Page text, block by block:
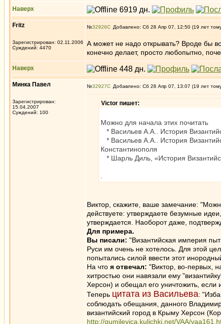
Наверх
Fritz
Зарегистрирован: 02.11.2006
Суждений: 4470
№32926 Добавлено: Сб 28 Апр 07, 12:50 (19 лет
А может не надо открывать? Вроде бы
конечно делает, просто любопытно,
Наверх
Минка Павел
Зарегистрирован:
15.04.2007
Суждений: 100
№32927 Добавлено: Сб 28 Апр 07, 13:07 (19 лет
Victor пишет:
Можно для начала этих почитать
* Васильев А.А.. История
* Васильев А.А.. История
Константинополя
* Шарль Диль, «История
Виктор, скажите, ваше замечание:
действуете: утверждаете безумные
утверждается. Наоборот даже,
Для примера.
Вы писали: "Византийская империя
Руси им очень не хотелось. Для этой
попытались силой ввести этот
На что я отвечал: "Виктор, во-первых,
хитростью они навязали ему
Херсон) и обещал его уничтожить, если
Теперь цитата из Васильева:
соблюдать обещания, данного
византийский город в Крыму Херсон
http://gumilevica.kulichki.net/VAA/